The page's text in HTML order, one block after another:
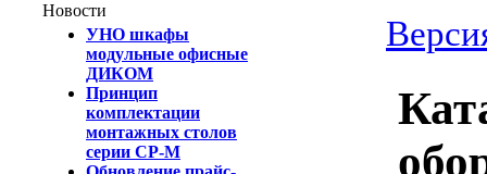
Новости
УНО шкафы
модульные офисные
ДИКОМ
Принцип
комплектации
монтажных столов
серии СР-М